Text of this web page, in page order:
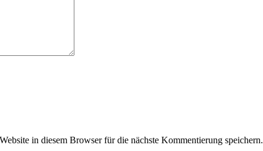
in diesem Browser für die nächste Kommentierung speichern.